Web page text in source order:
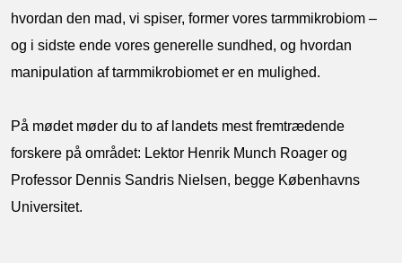
hvordan den mad, vi spiser, former vores tarmmikrobiom –
og i sidste ende vores generelle sundhed, og hvordan
manipulation af tarmmikrobiomet er en mulighed.
På mødet møder du to af landets mest fremtrædende
forskere på området: Lektor Henrik Munch Roager og
Professor Dennis Sandris Nielsen, begge Københavns
Universitet.